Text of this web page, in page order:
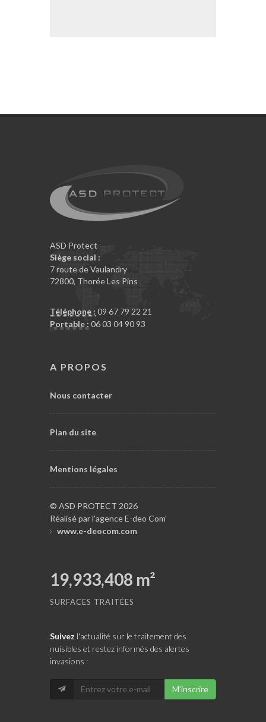
ASD Protect
Siège social :
7 route de Vaulandry
72800, Thorée Les Pins
Téléphone : 09 67 79 22 21
Portable : 06 03 04 90 93
A PROPOS
Nous contacter
Plan du site
Mentions légales
© ASD PROTECT 2026
Réalisé par l'agence E-deo Com'
www.e-deocom.com
19,933,408 m²
SURFACES TRAITÉES
Suivez l'actualité sur le traitement des
nuisibles et restez informés des alertes
invasions :
M'inscrire